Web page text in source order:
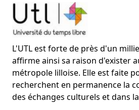
L'UTL est forte de près d'un
affirme ainsi sa raison d'exister
métropole lilloise. Elle est faite
recherchent en permanence la
des échanges culturels et dans